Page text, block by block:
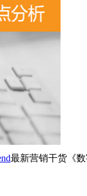
最新营销干货《